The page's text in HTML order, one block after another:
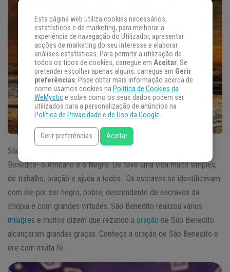
São Benedito também é conhecido por Benedito, o Mouro,
Benedito- o Africano e o Negro. Ele teve uma vida muito simples,
de trabalho, oração e ajuda a todos. Os escravos se identificavam
com ele por ser negro, pobre, descendente de escravos da
Etiópia e com grandes virtudes. São Benedito realizou vários
milagres e muitos dizem que rezando a oração de São Benedito
alcançaram grandes graças. Conheça a oração de São Benedito e
ore com muita fé.
Esta página web utiliza cookies necessários,
estatísticos e de marketing, para melhorar a
experiência de navegação do Utilizador, apresentar
acções de marketing do seu interesse e elaborar
análises estatísticas. Para permitir a utilização de
todos os tipos de cookies, carregue em Aceitar. Se
pretender escolher apenas alguns, carregue em Gerir
preferências. Pode obter mais informação acerca de
como usamos cookies na Política de Cookies da
WeMystice sobre como os seus dados podem ser
utilizados para a personalização de anúncios na
Política de Privacidade e de Uso da Google.
Gerir preferências Aceitar